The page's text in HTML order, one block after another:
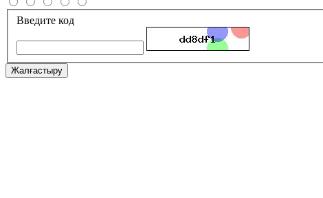
Введите код
Жалғастыру